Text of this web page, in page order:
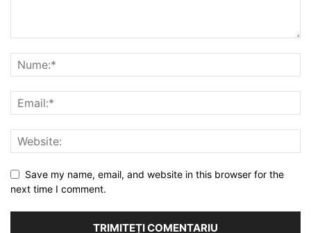
Save my name, email, and website in this browser for the
next time I comment.